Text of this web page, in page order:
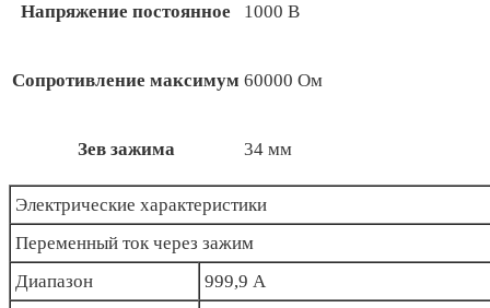
Напряжение постоянное 1000 В
Сопротивление максимум 60000 Ом
Зев зажима 34 мм
Электрические характеристики
Переменный ток через зажим
Диапазон
999,9 А